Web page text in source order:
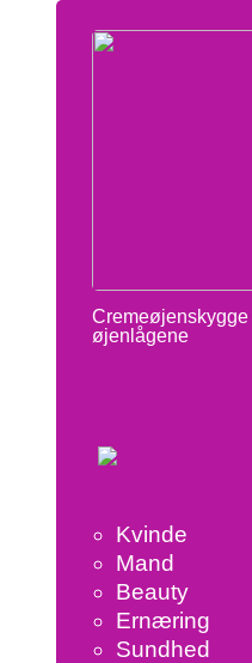
Cremeøjenskygge
øjenlågene
Kvinde
Mand
Beauty
Ernæring
Sundhed